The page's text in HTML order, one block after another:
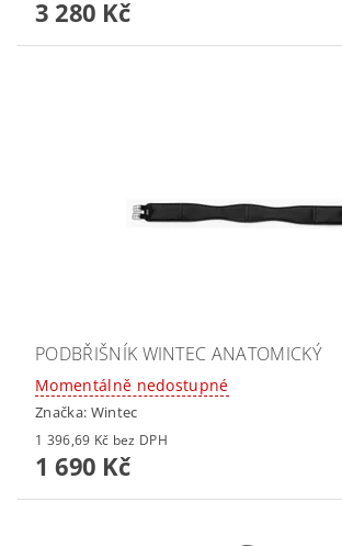
3 280 Kč
PODBŘIŠNÍK WINTEC ANATOMICKÝ
Momentálně nedostupné
Značka: Wintec
1 396,69 Kč bez DPH
1 690 Kč